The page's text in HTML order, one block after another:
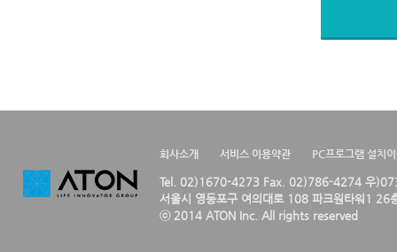
회사소개 서비스 이용약관 PC프로그램 설치
Tel. 02)1670-4273 Fax. 02)786-4274 우
서울시 영등포구 여의대로 108 파크원타워1 26
ⓒ 2014 ATON Inc. All rights reserved